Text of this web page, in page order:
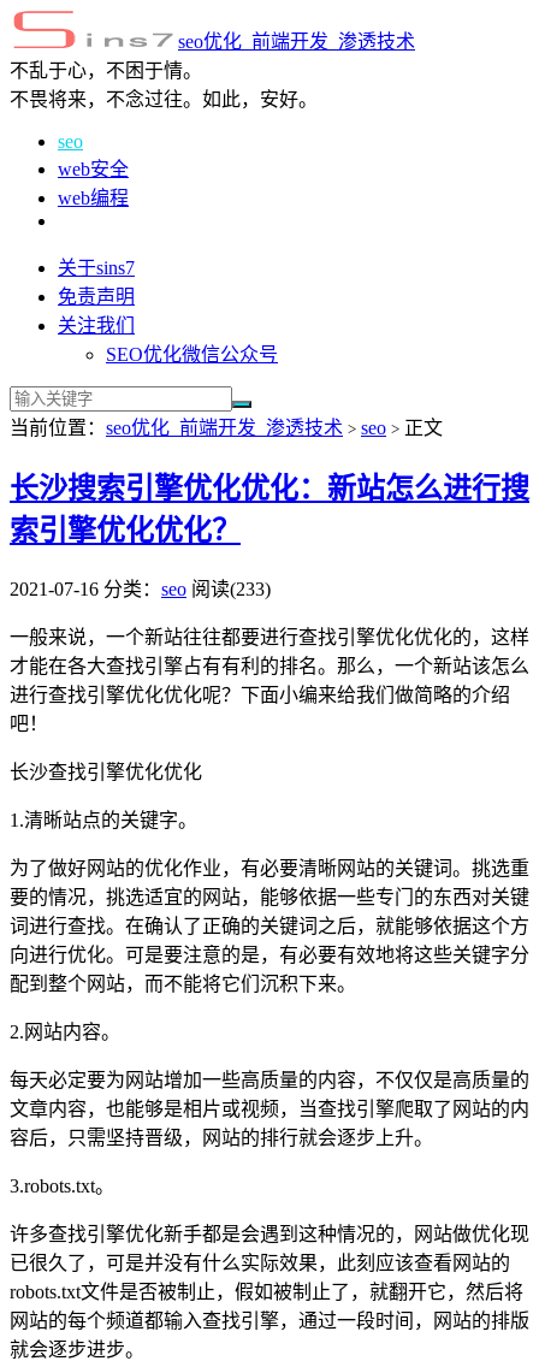
seo优化_前端开发_渗透技术
不乱于心，不困于情。
不畏将来，不念过往。如此，安好。
seo
web安全
web编程
关于sins7
免责声明
关注我们
SEO优化微信公众号
当前位置： seo优化_前端开发_渗透技术 > seo > 正文
长沙搜索引擎优化优化：新站怎么进行搜
索引擎优化优化？
2021-07-16 分类： seo 阅读(233)
一般来说，一个新站往往都要进行查找引擎优化优化的，这样
才能在各大查找引擎占有有利的排名。那么，一个新站该怎么
进行查找引擎优化优化呢？下面小编来给我们做简略的介绍
吧！
长沙查找引擎优化优化
1.清晰站点的关键字。
为了做好网站的优化作业，有必要清晰网站的关键词。挑选重
要的情况，挑选适宜的网站，能够依据一些专门的东西对关键
词进行查找。在确认了正确的关键词之后，就能够依据这个方
向进行优化。可是要注意的是，有必要有效地将这些关键字分
配到整个网站，而不能将它们沉积下来。
2.网站内容。
每天必定要为网站增加一些高质量的内容，不仅仅是高质量的
文章内容，也能够是相片或视频，当查找引擎爬取了网站的内
容后，只需坚持晋级，网站的排行就会逐步上升。
3.robots.txt。
许多查找引擎优化新手都是会遇到这种情况的，网站做优化现
已很久了，可是并没有什么实际效果，此刻应该查看网站的
robots.txt文件是否被制止，假如被制止了，就翻开它，然后将
网站的每个频道都输入查找引擎，通过一段时间，网站的排版
就会逐步进步。